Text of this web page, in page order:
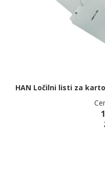
HAN Ločilni listi za